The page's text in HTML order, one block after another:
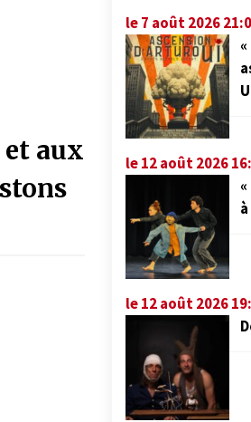
aux
le 7 août 2026
le 12 août 2026
le 12 août 2026